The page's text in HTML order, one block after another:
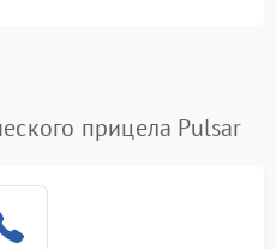
прицела Pulsar